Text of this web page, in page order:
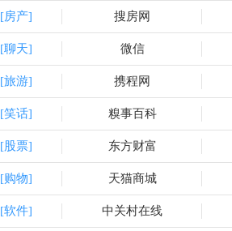
[房产] 搜房网
[聊天] 微信
[旅游] 携程网
[笑话] 糗事百科
[股票] 东方财富
[购物] 天猫商城
[软件] 中关村在线